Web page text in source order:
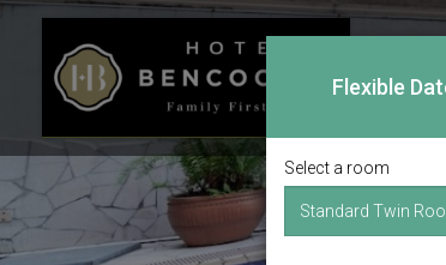
Flexible
Select a room